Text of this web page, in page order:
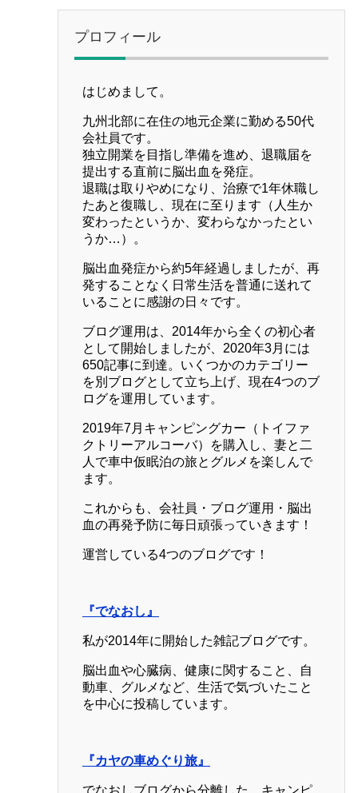
プロフィール
はじめまして。
九州北部に在住の地元企業に勤める50代
会社員です。
独立開業を目指し準備を進め、退職届を
提出する直前に脳出血を発症。
退職は取りやめになり、治療で1年休職し
たあと復職し、現在に至ります（人生か
変わったというか、変わらなかったとい
うか…）。
脳出血発症から約5年経過しましたが、再
発することなく日常生活を普通に送れて
いることに感謝の日々です。
ブログ運用は、2014年から全くの初心者
として開始しましたが、2020年3月には
650記事に到達。いくつかのカテゴリー
を別ブログとして立ち上げ、現在4つのブ
ログを運用しています。
2019年7月キャンピングカー（トイファ
クトリーアルコーバ）を購入し、妻と二
人で車中仮眠泊の旅とグルメを楽しんで
ます。
これからも、会社員・ブログ運用・脳出
血の再発予防に毎日頑張っていきます！
運営している4つのブログです！
『でなおし』
私が2014年に開始した雑記ブログです。
脳出血や心臓病、健康に関すること、自
動車、グルメなど、生活で気づいたこと
を中心に投稿しています。
『カヤの車めぐり旅』
でなおしブログから分離した、キャンピ